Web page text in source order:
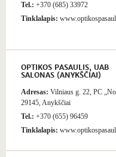
Tel.: +370 (685) 33972
Tinklalapis:
OPTIKOS PASAULIS, UAB
SALONAS (ANYKŠČIAI)
Adresas: Vilniaus g. 22, PC
29145, Anykščiai
Tel.: +370 (655) 96459
Tinklalapis: